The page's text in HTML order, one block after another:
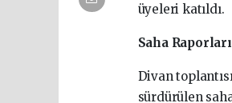
üyeleri katıldı.
Saha
Divan
sürdürülen